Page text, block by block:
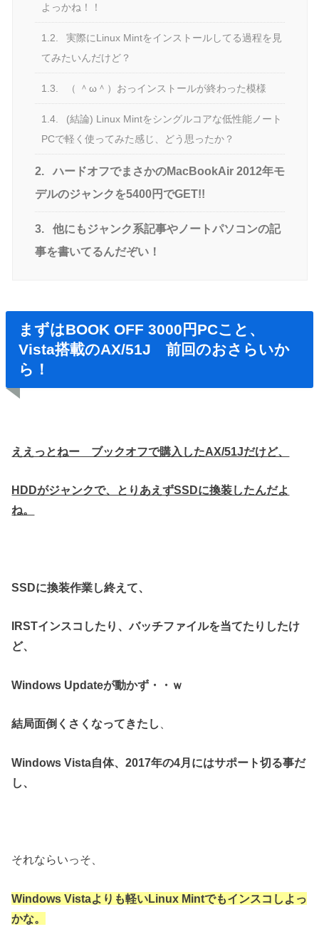
よっかね！！
1.2.
実際にLinux Mintをインストールしてる過程を見
てみたいんだけど？
1.3. （ ＾ω＾）おっインストールが終わった模様
1.4.
(結論) Linux Mintをシングルコアな低性能ノート
PCで軽く使ってみた感じ、どう思ったか？
2.
ハードオフでまさかのMacBookAir 2012年モ
デルのジャンクを5400円でGET!!
3.
他にもジャンク系記事やノートパソコンの記
事を書いてるんだぞい！
まずはBOOK OFF 3000円PCこと、
Vista搭載のAX/51J前回のおさらいか
ら！
ええっとねー ブックオフで購入したAX/51Jだけど、
HDDがジャンクで、とりあえずSSDに換装したんだよ
ね。
SSDに換装作業し終えて、
IRSTインスコしたり、バッチファイルを当てたりしたけ
ど、
Windows Updateが動かず・・ｗ
結局面倒くさくなってきたし
Windows Vista自体、2017年の4月にはサポート切る事だ
し、
それならいっそ、
Windows Vistaよりも軽いLinux Mintでもインスコしよっ
かな。